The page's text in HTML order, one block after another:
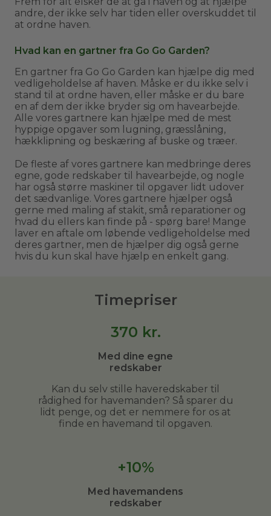
andre, der ikke selv har tiden eller overskuddet til
at ordne haven.
Hvad kan en gartner fra Go Go Garden?
En gartner fra Go Go Garden kan hjælpe dig med
vedligeholdelse af haven. Måske er du ikke selv i
stand til at ordne haven, eller måske er du bare
en af dem der ikke bryder sig om havearbejde.
Alle vores gartnere kan hjælpe med de mest
hyppige opgaver som lugning, græsslåning,
hækklipning og beskæring af buske og træer.
De fleste af vores gartnere kan medbringe deres
egne, gode redskaber til havearbejde, og nogle
har også større maskiner til opgaver lidt udover
det sædvanlige. Vores gartnere hjælper også
gerne med maling af stakit, små reparationer og
hvad du ellers kan finde på - spørg bare! Mange
laver en aftale om løbende vedligeholdelse med
deres gartner, men de hjælper dig også gerne
hvis du kun skal have hjælp en enkelt gang.
Timepriser
370 kr.
Med dine egne
redskaber
Kan du selv stille haveredskaber til
rådighed for havemanden? Så sparer du
lidt penge, og det er nemmere for os at
finde en havemand til opgaven.
+10%
Med havemandens
redskaber